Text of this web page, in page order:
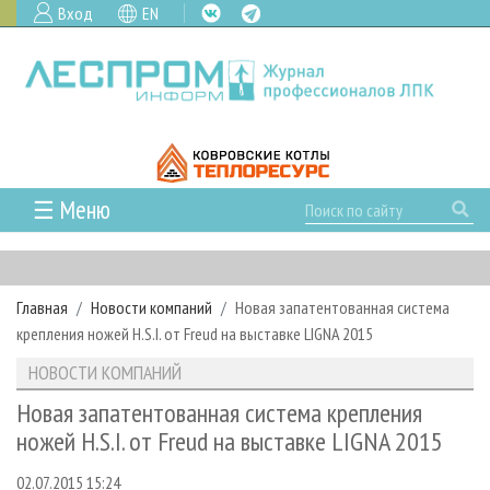
Вход EN
☰ Меню
ГЛАВНАЯ
РУБРИКИ И ТЕМЫ
РУБРИКИ ЖУРНАЛА
ЛЕСНОЕ ХОЗЯЙСТВО
ЛЕСОЗАГОТОВКА
ЛЕСОПИЛЕНИЕ
НОВОСТИ
КАЛЕНДАРЬ СОБЫТИЙ
НОВОСТИ ЛПК
НОВОСТИ ЖУРНАЛА
ПРОЕКТЫ ЛПИ
АНАЛИТИКА
ПРЕДПРИЯТИЯ ЛПК
АРХИВ ЖУРНАЛОВ
О ЖУРНАЛЕ
ПОДПИСКА
РЕКЛАМОДАТЕЛЯМ
Главная Новости компаний
Новая запатентованная система
крепления ножей H.S.I. от Freud на выставке LIGNA 2015
НОВОСТИ КОМПАНИЙ
Новая запатентованная система крепления
ножей H.S.I. от Freud на выставке LIGNA 2015
02.07.2015 15:24